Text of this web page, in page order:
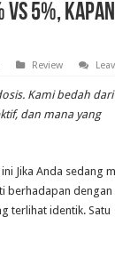
5%,
Review
Kami bedah dari
dan mana yang
Jika Anda sedang
berhadapan dengan
terlihat identik. Satu